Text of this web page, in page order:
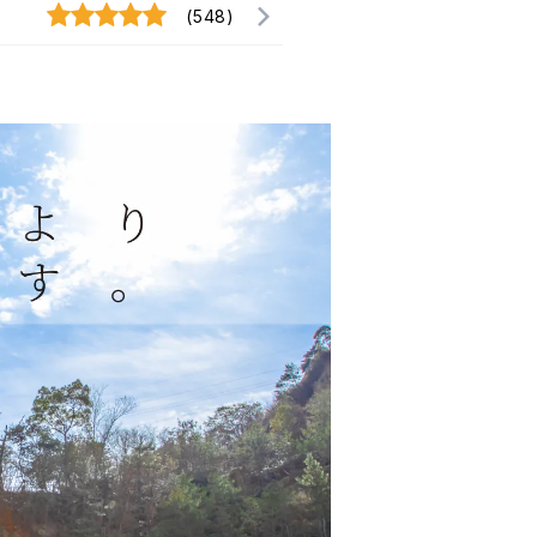
(548)